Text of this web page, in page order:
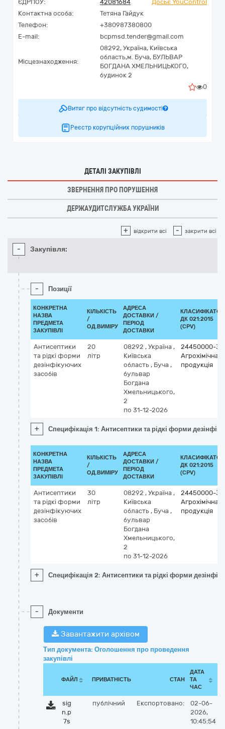
ЄДРПОУ:
42081684
Досьє YouControl
Контактна особа:
Тетяна Гайдук
Телефон:
+380987380800
E-mail:
bcpmsd.tender@gmail.com
Місцезнаходження:
08292, Україна, Київська
область,м. Буча, БУЛЬВАР
БОГДАНА ХМЕЛЬНИЦЬКОГО,
будинок 2
0
Витяг про відсутність судимості
Реєстр корупційних порушників
ДЕТАЛІ ЗАКУПІВЛІ
ЗВЕРНЕННЯ ПРО ПОРУШЕННЯ
ДЕРЖАУДИТСЛУЖБА УКРАЇНИ
+ відкрити всі - закрити всі
- Закупівля:
- Позиції
КОНКРЕТНА
НАЗВА
ПРЕДМЕТА
ЗАКУПІВЛІ
КІЛЬКІСТЬ
/
ОД.ВИМІРУ
АДРЕСА
ДОСТАВКИ /
ПЕРІОД
ДОСТАВКИ
КЛАСИФІКАТОР
ДК 021:2015
(CPV)
Антисептики
та рідкі форми
дезінфікуючих
засобів
20
літр
08292 , Україна ,
Київська
область , Буча ,
бульвар
Богдана
Хмельницького,
2
по 31-12-2026
24450000-3
Агрохімічна
продукція
+ Специфікація 1: Антисептики та рідкі форми
КОНКРЕТНА
НАЗВА
ПРЕДМЕТА
ЗАКУПІВЛІ
КІЛЬКІСТЬ
/
ОД.ВИМІРУ
АДРЕСА
ДОСТАВКИ /
ПЕРІОД
ДОСТАВКИ
КЛАСИФІКАТОР
ДК 021:2015
(CPV)
Антисептики
та рідкі форми
дезінфікуючих
засобів
30
літр
08292 , Україна ,
Київська
область , Буча ,
бульвар
Богдана
Хмельницького,
2
по 31-12-2026
24450000-3
Агрохімічна
продукція
+ Специфікація 2: Антисептики та рідкі форми
- Документи
Завантажити архівом
Тип документа: Оголошення про проведення
закупівлі
ФАЙЛ ПРИВАТНІСТЬ СТАН
ДАТА
ТА
ЧАС
sig
n.p
7s
публічний Експортовано:
02-06-
2026,
10:45:54